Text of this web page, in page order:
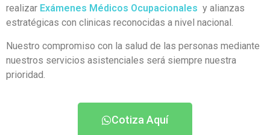
realizar Exámenes Médicos Ocupacionales y alianzas
estratégicas con clinicas reconocidas a nivel nacional.
Nuestro compromiso con la salud de las personas mediante
nuestros servicios asistenciales será siempre nuestra
prioridad.
Cotiza Aquí